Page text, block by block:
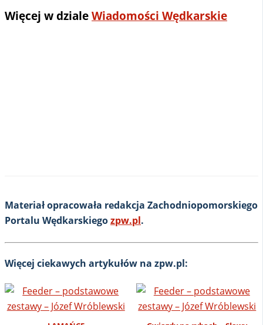
Więcej w dziale Wiadomości Wędkarskie
Materiał opracowała redakcja Zachodniopomorskiego
Portalu Wędkarskiegozpw.pl.
Więcej ciekawych artykułów na zpw.pl: